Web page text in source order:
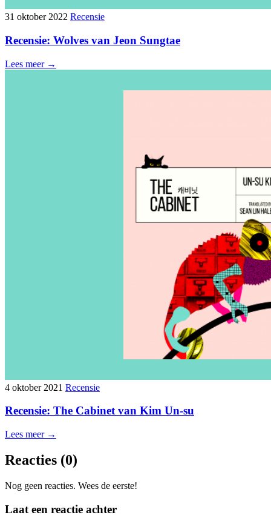
31 oktober 2022 Recensie
Recensie: Wolves van Jeon Sungtae
Lees meer →
4 oktober 2021 Recensie
Recensie: The Cabinet van Kim Un-su
Lees meer →
Reacties (0)
Nog geen reacties. Wees de eerste!
Laat een reactie achter